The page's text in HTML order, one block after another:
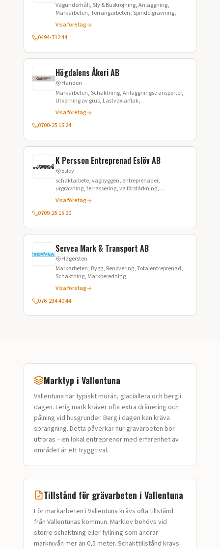
Vägunderhåll, Sly & Buskröjning, Anläggning,
Markarbeten, Terrängarbeten, Spindelgrävning,
Schaktning
Visa företag
0494-712 44
Högdalens Åkeri AB
Handen
Markarbeten, Schaktning, Anläggningstransporter,
Utkörning av grus, Lastväxlarflak,
Grävmaskinsarbeten, Avfallshantering,
Materialleverans
Visa företag
0700-25 15 24
K Persson Entreprenad Eslöv AB
Eslöv
schaktarbete, vägbyggen, entreprenader,
urgrävning, terrassering, va förstärkning,
omläggning av VA, avbaning, avtäckning,
grundläggningarbeten, vägarbeten, marksanering
Visa företag
0709-25 15 20
Servea Mark & Transport AB
Hägersten
Markarbeten, Bygg, Renovering, Totalentreprenad,
Schaktning, Markberedning
Visa företag
076-234 40 44
Marktyp i Vallentuna
Vallentuna har typisktmorän, glaciallera och berg i
dagen. Lerig mark kräver ofta extra dränering och
pålning vid husgrunder. Berg i dagen kan kräva
sprängning. Detta påverkar hur grävarbeten bör
utföras – en lokal entreprenör med erfarenhet av
området är ett tryggt val.
Tillstånd för grävarbeten i Vallentuna
För markarbeten i Vallentuna krävs ofta tillstånd
från Vallentunas kommun. Marklov behövs vid
större schaktning eller fyllning som ändrar
marknivån mer än 0,5 meter. Schakttillstånd krävs